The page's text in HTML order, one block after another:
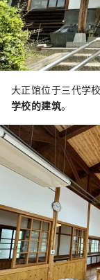
大正馆位于三代学
学校的建筑。